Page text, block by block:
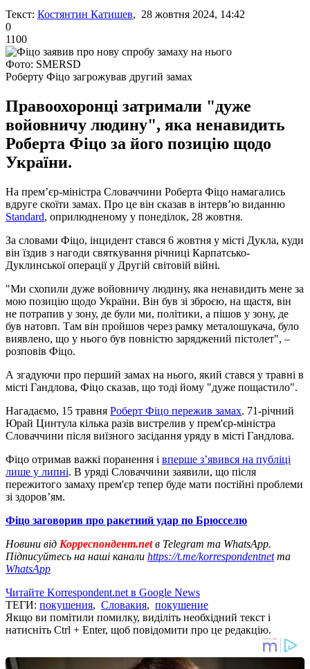
Текст: Костянтин Катишев, 28 жовтня 2024, 14:42
0
1100
Фото: SMERSD
Роберту Фіцо загрожував другий замах
Правоохоронці затримали "дуже
войовничу людину", яка ненавидить
Роберта Фіцо за його позицію щодо
України.
На прем’єр-міністра Словаччини Роберта Фіцо намагались
вдруге скоїти замах. Про це він сказав в інтерв’ю виданню
Standard, оприлюдненому у понеділок, 28 жовтня.
За словами Фіцо, інцидент стався 6 жовтня у місті Дукла, куди
він їздив з нагоди святкування річниці Карпатсько-
Дуклинської операції у Другій світовій війні.
"Ми схопили дуже войовничу людину, яка ненавидить мене за
мою позицію щодо України. Він був зі зброєю, на щастя, він
не потрапив у зону, де були ми, політики, а пішов у зону, де
був натовп. Там він пройшов через рамку металошукача, було
виявлено, що у нього був повністю заряджений пістолет", –
розповів Фіцо.
А згадуючи про перший замах на нього, який стався у травні в
місті Гандлова, Фіцо сказав, що тоді йому "дуже пощастило".
Нагадаємо, 15 травня Роберт Фіцо пережив замах. 71-річний
Юрай Цинтула кілька разів вистрелив у прем'єр-міністра
Словаччини після виїзного засідання уряду в місті Гандлова.
Фіцо отримав важкі поранення і вперше з’явився на публіці
лише у липні. В уряді Словаччини заявили, що після
пережитого замаху прем'єр тепер буде мати постійні проблеми
зі здоров’ям.
Фіцо заговорив про ракетний удар по Брюсселю
Новини від Корреспондент.netв Telegram та WhatsApp.
Підписуйтесь на наші канали https://t.me/korrespondentnetта
WhatsApp
Читайте Korrespondent.net в Google News
ТЕГИ: покушения, Словакия, покушение
Якщо ви помітили помилку, виділіть необхідний текст і
натисніть Ctrl + Enter, щоб повідомити про це редакцію.